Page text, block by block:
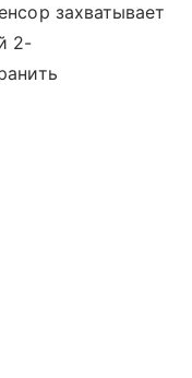
захватывает
2-